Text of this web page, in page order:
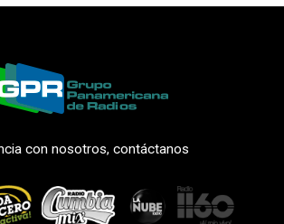
con nosotros, contáctanos